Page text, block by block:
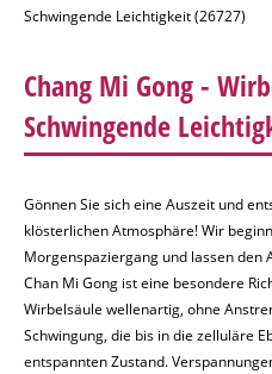
Schwingende Leichtigkeit (26727)
Chang Mi Gong -
Schwingende
Gönnen Sie sich eine Auszeit und
klösterlichen Atmosphäre! Wir
Morgenspaziergang und lassen den
Chan Mi Gong ist eine besondere
Wirbelsäule wellenartig, ohne
Schwingung, die bis in die zelluläre
entspannten Zustand.